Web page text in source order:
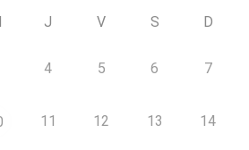
J V S D
4 5 6 7
11 12 13 14